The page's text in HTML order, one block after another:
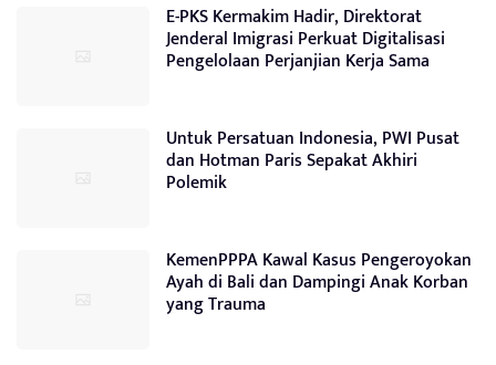
E-PKS Kermakim Hadir, Direktorat
Jenderal Imigrasi Perkuat Digitalisasi
Pengelolaan Perjanjian Kerja Sama
Untuk Persatuan Indonesia, PWI Pusat
dan Hotman Paris Sepakat Akhiri
Polemik
KemenPPPA Kawal Kasus Pengeroyokan
Ayah di Bali dan Dampingi Anak Korban
yang Trauma